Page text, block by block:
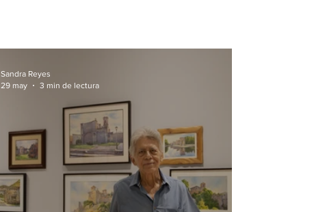
Sandra Reyes
29 may
3 min de lectura